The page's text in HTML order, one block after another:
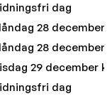
dag
28 december
28 december
29 december kl.
dag